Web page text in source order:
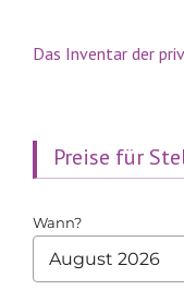
Das Inventar der
Preise für